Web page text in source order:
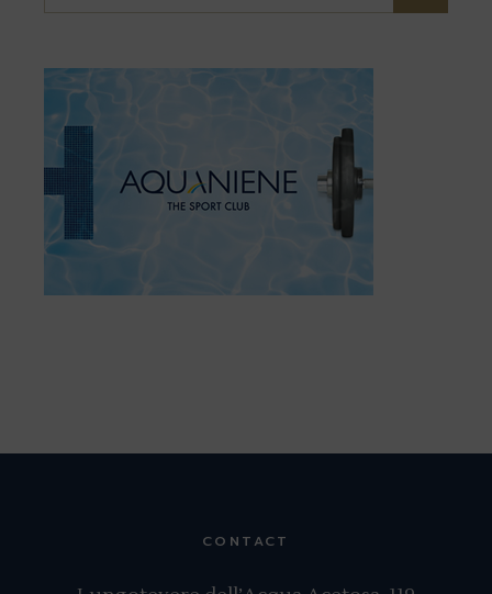
CONTACT